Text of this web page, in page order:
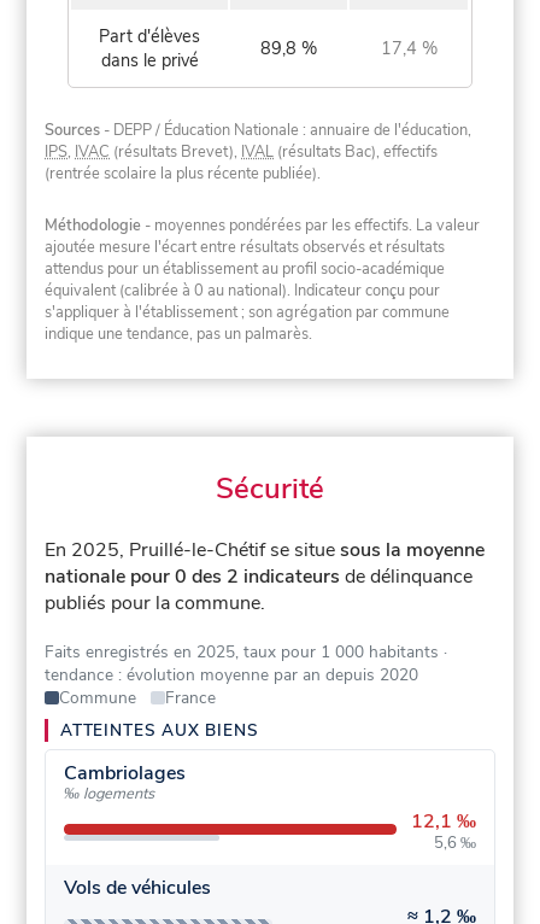
Part d'élèves
dans le privé
89,8 % 17,4 %
Sources - DEPP / Éducation Nationale : annuaire de l'éducation,
IPS, IVAC (résultats Brevet), IVAL (résultats Bac), effectifs
(rentrée scolaire la plus récente publiée).
Méthodologie - moyennes pondérées par les effectifs. La valeur
ajoutée mesure l'écart entre résultats observés et résultats
attendus pour un établissement au profil socio-académique
équivalent (calibrée à 0 au national). Indicateur conçu pour
s'appliquer à l'établissement ; son agrégation par commune
indique une tendance, pas un palmarès.
Sécurité
En 2025, Pruillé-le-Chétif se situesous la moyenne
nationale pour 0 des 2 indicateurs de délinquance
publiés pour la commune.
Faits enregistrés en 2025, taux pour 1 000 habitants ·
tendance : évolution moyenne par an depuis 2020
Commune
France
ATTEINTES AUX BIENS
Cambriolages
‰ logements
12,1 ‰
5,6 ‰
Vols de véhicules
≈ 1,2 ‰